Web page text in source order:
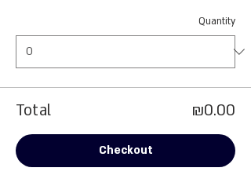
Quantity
Total ₪0.00
Checkout